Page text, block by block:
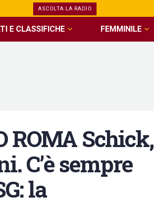
ASCOLTA LA RADIO
E CLASSIFICHE FEMMINILE
ROMA Schick,
C’è sempre
la